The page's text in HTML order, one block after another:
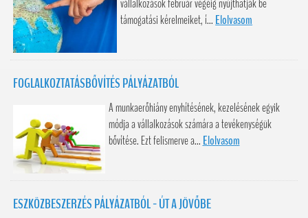
vállalkozások február végéig nyújthatják be
támogatási kérelmeiket, í... Elolvasom
FOGLALKOZTATÁSBŐVÍTÉS PÁLYÁZATBÓL
A munkaerőhiány enyhítésének, kezelésének egyik
módja a vállalkozások számára a tevékenységük
bővítése. Ezt felismerve a... Elolvasom
ESZKÖZBESZERZÉS PÁLYÁZATBÓL - ÚT A JÖVŐBE